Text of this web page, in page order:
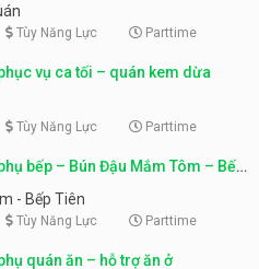
Tùy Năng Lực Parttime
vụ ca tối – quán kem dừa
Tùy Năng Lực Parttime
bếp – Bún Đậu Mắm Tôm – Bếp
- Bếp Tiên
Tùy Năng Lực Parttime
quán ăn – hỗ trợ ăn ở